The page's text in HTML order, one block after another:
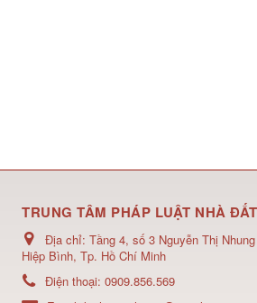
TRUNG TÂM PHÁP LUẬT NHÀ
Địa chỉ: Tầng 4, số 3 Nguyễn Thị
Hiệp Bình, Tp. Hồ Chí Minh
Điện thoại: 0909.856.569